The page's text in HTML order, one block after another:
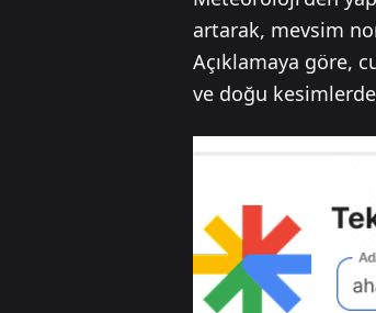
artarak, mevsim
Açıklamaya göre,
ve doğu